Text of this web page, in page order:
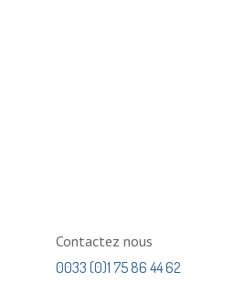
Contactez nous
0033 (0)1 75 86 44 62